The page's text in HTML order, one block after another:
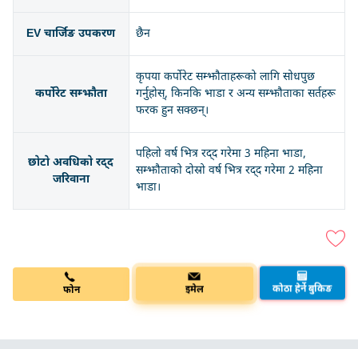
EV चार्जिङ उपकरण छैन
कर्पोरेट सम्झौता
कृपया कर्पोरेट सम्झौताहरूको लागि सोधपुछ
गर्नुहोस्, किनकि भाडा र अन्य सम्झौताका सर्तहरू
फरक हुन सक्छन्।
छोटो अवधिको रद्द
जरिवाना
पहिलो वर्ष भित्र रद्द गरेमा 3 महिना भाडा,
सम्झौताको दोस्रो वर्ष भित्र रद्द गरेमा 2 महिना
भाडा।
फोन इमेल कोठा हेर्ने बुकिङ